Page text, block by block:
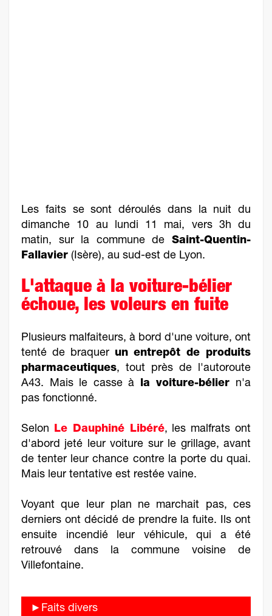
Les faits se sont déroulés dans la nuit du
dimanche 10 au lundi 11 mai, vers 3h du
matin, sur la commune de Saint-Quentin-
Fallavier (Isère), au sud-est de Lyon.
L'attaque à la voiture-bélier
échoue, les voleurs en fuite
Plusieurs malfaiteurs, à bord d'une voiture, ont
tenté de braquer un entrepôt de produits
pharmaceutiques, tout près de l'autoroute
A43. Mais le casse à la voiture-bélier n'a
pas fonctionné.
Selon Le Dauphiné Libéré, les malfrats ont
d'abord jeté leur voiture sur le grillage, avant
de tenter leur chance contre la porte du quai.
Mais leur tentative est restée vaine.
Voyant que leur plan ne marchait pas, ces
derniers ont décidé de prendre la fuite. Ils ont
ensuite incendié leur véhicule, qui a été
retrouvé dans la commune voisine de
Villefontaine.
►Faits divers